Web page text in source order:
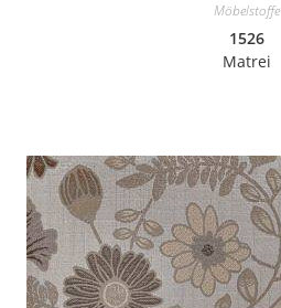
Möbelstoffe
1526
Matrei